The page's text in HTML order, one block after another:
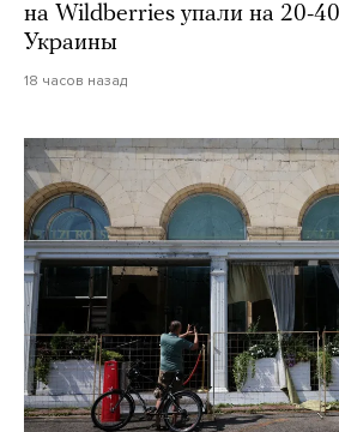
на Wildberries упали на 20-
Украины
18 часов назад